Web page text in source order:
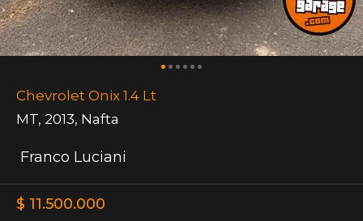
Chevrolet Onix 1.4 Lt
MT, 2013, Nafta
Franco Luciani
$ 11.500.000